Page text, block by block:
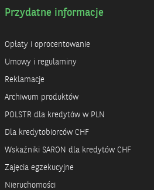
Przydatne informacje
Opłaty i oprocentowanie
Umowy i regulaminy
Reklamacje
Archiwum produktów
POLSTR dla kredytów w PLN
Dla kredytobiorców CHF
Wskaźniki SARON dla kredytów CHF
Zajęcia egzekucyjne
Nieruchomości